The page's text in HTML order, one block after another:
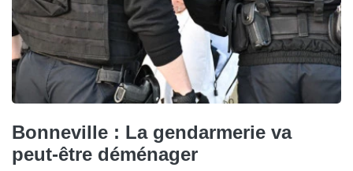
Bonneville : La gendarmerie va
peut-être déménager